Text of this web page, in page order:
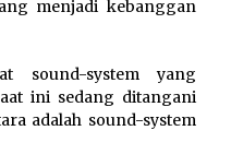
menjadi kebanggan
sound-system yang
ini sedang ditangani
adalah sound-system